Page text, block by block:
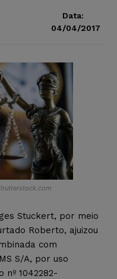
Data:
04/04/2017
Stuckert, por meio
Roberto, ajuizou
com
S/A, por uso
nº 1042282-